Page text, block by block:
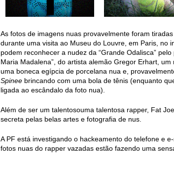
As fotos de imagens nuas provavelmente foram
durante uma visita ao Museu do Louvre, em Paris, no
podem reconhecer a nudez da “Grande Odalisca”
Maria Madalena”, do artista alemão Gregor Erhart,
uma boneca egípcia de porcelana nua e,
Spinee brincando com uma bola de tênis (enquanto
ligada ao escândalo da foto nua).
Além de ser um talentosouma talentosa rapper, Fat
secreta pelas belas artes e fotografia de nus.
A PF está investigando o hackeamento do telefone e
fotos nuas do rapper vazadas estão fazendo uma